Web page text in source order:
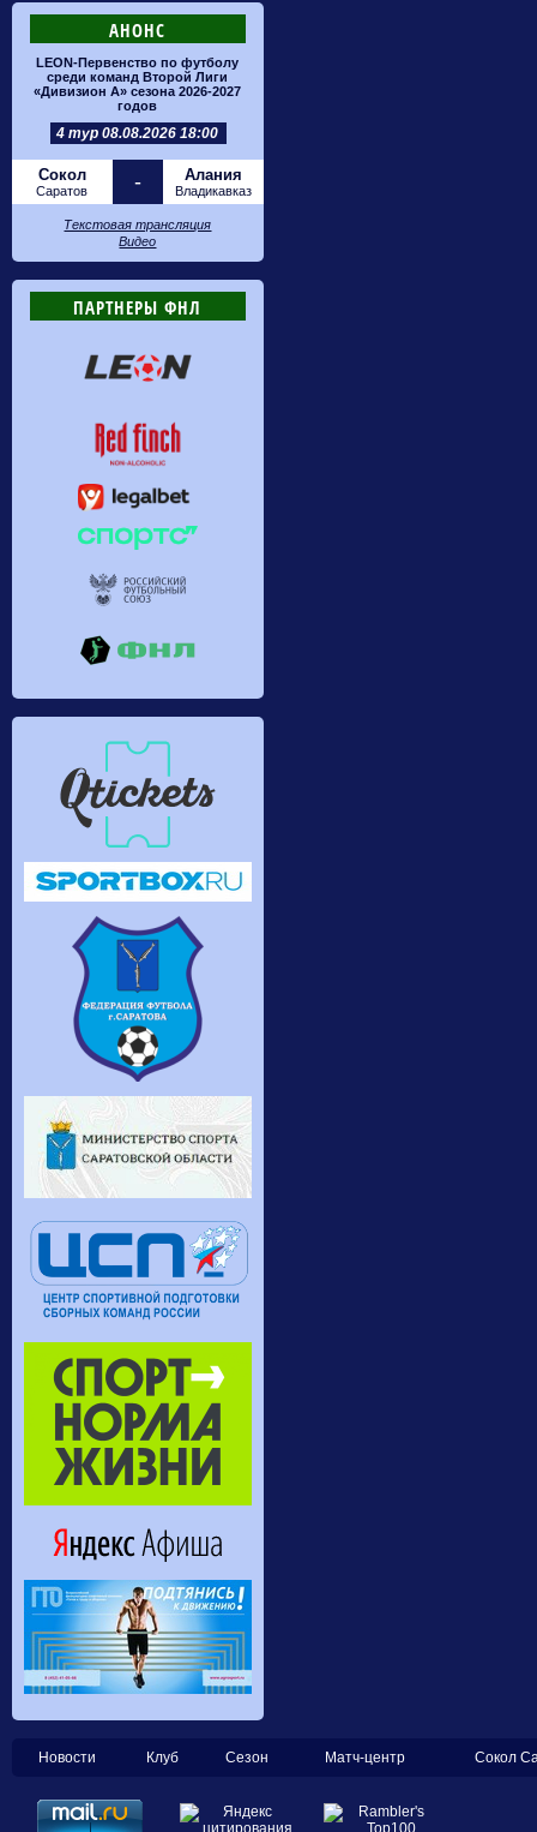
АНОНС
LEON-Первенство по футболу
среди команд Второй Лиги
«Дивизион А» сезона 2026-2027
годов
4 тур 08.08.2026 18:00
Сокол
Саратов - Алания
Владикавказ
Текстовая трансляция
Видео
ПАРТНЕРЫ ФНЛ
Новости Клуб Сезон Матч-центр Сокол